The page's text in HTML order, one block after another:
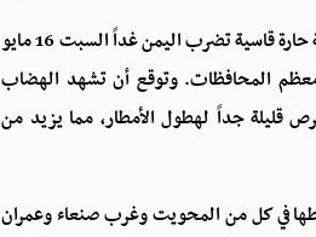
أصدر الفلكي اليمني عدنان الشوافي، مساء اليوم الجمعة، نشرته الجوية محذراً من موجة حارة قاسية تضرب اليمن غداً السبت 16 مايو
معظم المحافظات. وتوقع أن تشهد الهضاب
قليلة جداً لهطول الأمطار، مما يزيد من
في كل من المحويت وغرب صنعاء وعمران